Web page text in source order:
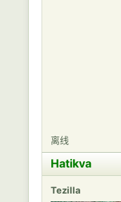
离线
Hatikva
Tezilla